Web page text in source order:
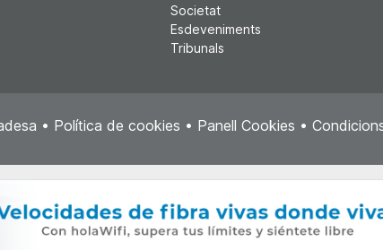
Societat
Esdeveniments
Tribunals
• Política de cookies • Panell Cookies •